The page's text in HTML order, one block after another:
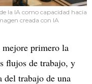
la IA como capacidad hacia
creada con IA
primero la
flujos de trabajo, y
del trabajo de una